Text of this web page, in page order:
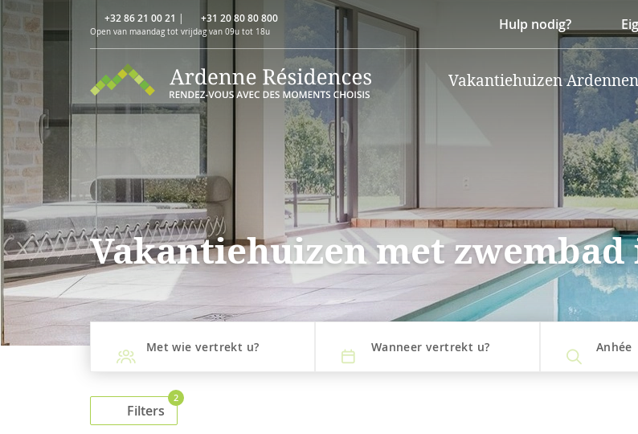
+32 86 21 00 21 | +31 20 80 80 800
Open van maandag tot vrijdag van 09u tot 18u Hulp nodig?
Vakantiehuizen Ardennen
Vakantiehuizen met zwembad
Met wie vertrekt u? Wanneer vertrekt u? Anhée
Filters
2